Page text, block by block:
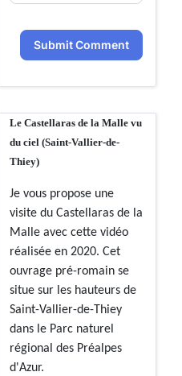
Submit Comment
Le Castellaras de la Malle vu
du ciel (Saint-Vallier-de-
Thiey)
Je vous propose une
visite du Castellaras de la
Malle avec cette vidéo
réalisée en 2020. Cet
ouvrage pré-romain se
situe sur les hauteurs de
Saint-Vallier-de-Thiey
dans le Parc naturel
régional des Préalpes
d'Azur.